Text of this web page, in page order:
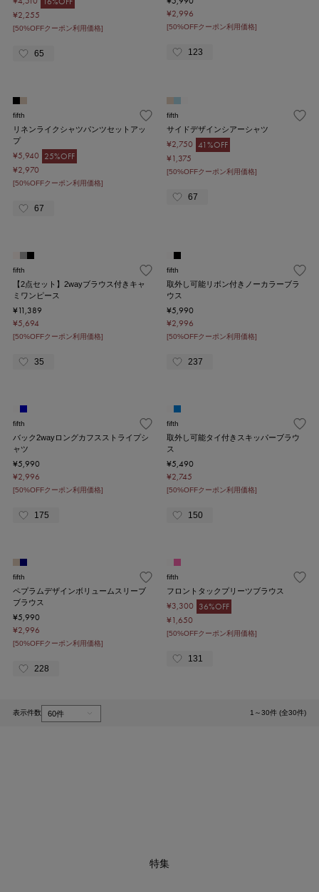
¥2,255
[50%OFFクーポン利用価格]
65
¥2,996
[50%OFFクーポン利用価格]
123
fifth
リネンライクシャツパンツセットアッ
プ
¥5,940 25%OFF
¥2,970
[50%OFFクーポン利用価格]
67
fifth
サイドデザインシアーシャツ
¥2,750 41%OFF
¥1,375
[50%OFFクーポン利用価格]
67
fifth
【2点セット】2wayブラウス付きキャ
ミワンピース
¥11,389
¥5,694
[50%OFFクーポン利用価格]
35
fifth
取外し可能リボン付きノーカラーブラ
ウス
¥5,990
¥2,996
[50%OFFクーポン利用価格]
237
fifth
バック2wayロングカフスストライプシ
ャツ
¥5,990
¥2,996
[50%OFFクーポン利用価格]
175
fifth
取外し可能タイ付きスキッパーブラウ
ス
¥5,490
¥2,745
[50%OFFクーポン利用価格]
150
fifth
ペプラムデザインボリュームスリーブ
ブラウス
¥5,990
¥2,996
[50%OFFクーポン利用価格]
228
fifth
フロントタックプリーツブラウス
¥3,300 36%OFF
¥1,650
[50%OFFクーポン利用価格]
131
表示件数 1～30件 (全30件)
特集